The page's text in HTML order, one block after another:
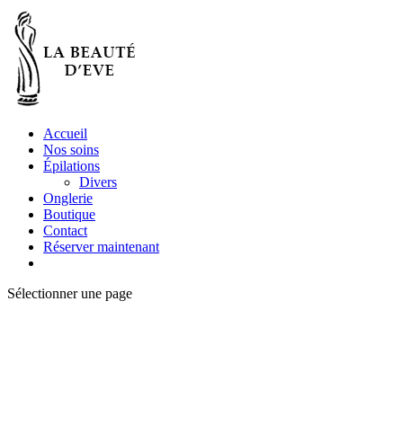
Accueil
Nos soins
Épilations
Divers
Onglerie
Boutique
Contact
Réserver maintenant
Sélectionner une page